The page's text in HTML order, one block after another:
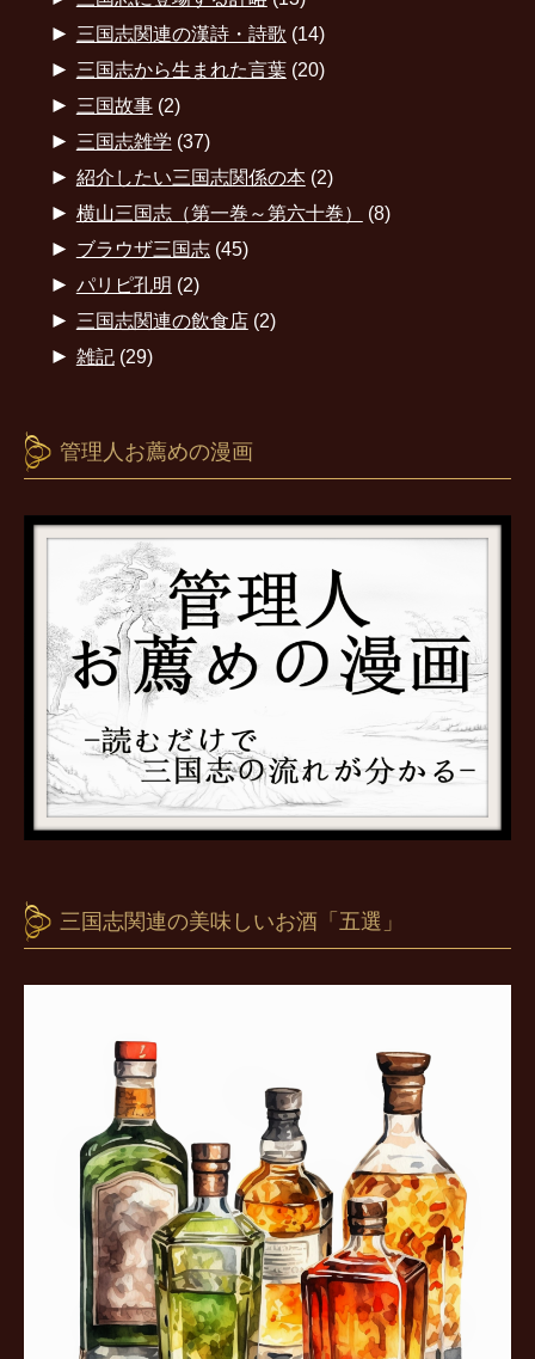
► 三国志関連の漢詩・詩歌 (14)
► 三国志から生まれた言葉(20)
► 三国故事(2)
► 三国志雑学 (37)
► 紹介したい三国志関係の本(2)
► 横山三国志（第一巻～第六十巻） (8)
► ブラウザ三国志(45)
► パリピ孔明 (2)
► 三国志関連の飲食店(2)
► 雑記(29)
管理人お薦めの漫画
三国志関連の美味しいお酒「五選」